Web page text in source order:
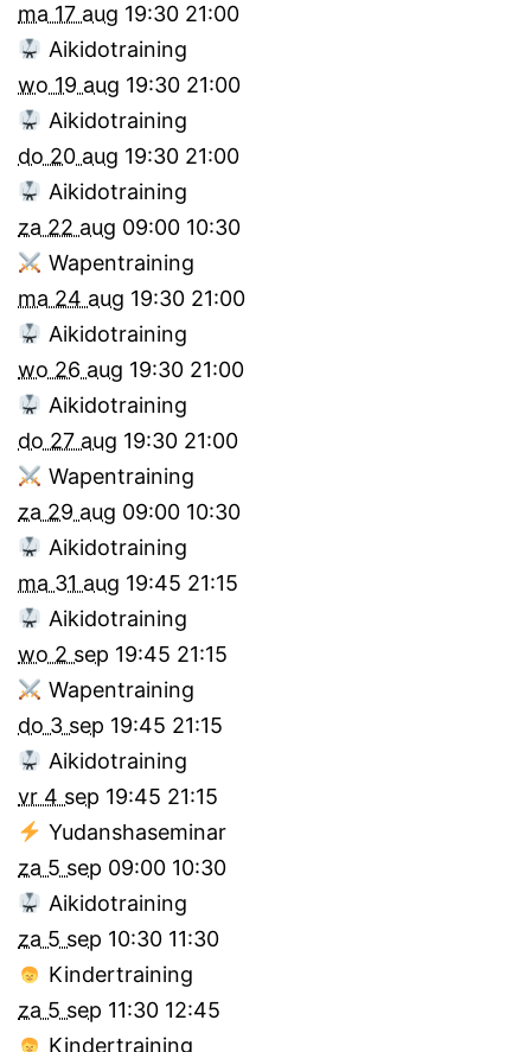
ma 17 aug 19:30 21:00
Aikidotraining
wo 19 aug 19:30 21:00
Aikidotraining
do 20 aug 19:30 21:00
Aikidotraining
za 22 aug 09:00 10:30
Wapentraining
ma 24 aug 19:30 21:00
Aikidotraining
wo 26 aug 19:30 21:00
Aikidotraining
do 27 aug 19:30 21:00
Wapentraining
za 29 aug 09:00 10:30
Aikidotraining
ma 31 aug 19:45 21:15
Aikidotraining
wo 2 sep 19:45 21:15
Wapentraining
do 3 sep 19:45 21:15
Aikidotraining
vr 4 sep 19:45 21:15
Yudanshaseminar
za 5 sep 09:00 10:30
Aikidotraining
za 5 sep 10:30 11:30
Kindertraining
za 5 sep 11:30 12:45
Kindertraining